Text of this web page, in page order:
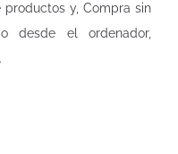
y, Compra sin
desde el ordenador,